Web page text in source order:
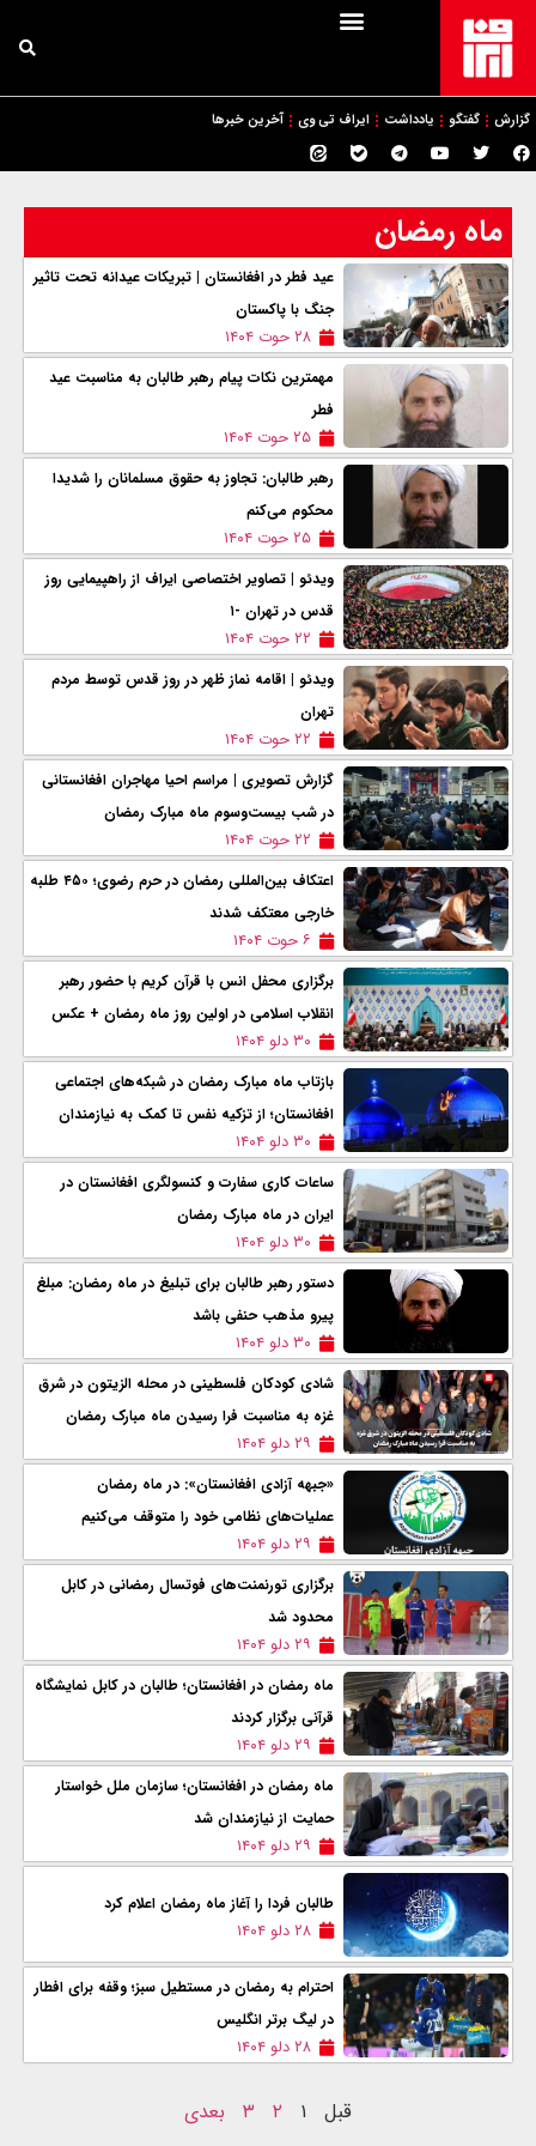
گزارش گفتگو یادداشت ایراف تی وی آخرین خبرها
ماه رمضان
عید فطر در افغانستان | تبریکات عیدانه تحت تاثیر
جنگ با پاکستان
۲۸ حوت ۱۴۰۴
مهمترین نکات پیام رهبر طالبان به مناسبت عید
فطر
۲۵ حوت ۱۴۰۴
رهبر طالبان: تجاوز به حقوق مسلمانان را شدیدا
محکوم می‌کنم
۲۵ حوت ۱۴۰۴
ویدئو | تصاویر اختصاصی ایراف از راهپیمایی روز
قدس در تهران -۱
۲۲ حوت ۱۴۰۴
ویدئو | اقامه نماز ظهر در روز قدس توسط مردم
تهران
۲۲ حوت ۱۴۰۴
گزارش تصویری | مراسم احیا مهاجران افغانستانی
در شب بیست‌وسوم ماه مبارک رمضان
۲۲ حوت ۱۴۰۴
اعتکاف بین‌المللی رمضان در حرم رضوی؛ ۴۵۰ طلبه
خارجی معتکف شدند
۶ حوت ۱۴۰۴
برگزاری محفل انس با قرآن کریم با حضور رهبر
انقلاب اسلامی در اولین روز ماه رمضان + عکس
۳۰ دلو ۱۴۰۴
بازتاب ماه مبارک رمضان در شبکه‌های اجتماعی
افغانستان؛ از تزکیه نفس تا کمک به نیازمندان
۳۰ دلو ۱۴۰۴
ساعات کاری سفارت و کنسولگری افغانستان در
ایران در ماه مبارک رمضان
۳۰ دلو ۱۴۰۴
دستور رهبر طالبان برای تبلیغ در ماه رمضان: مبلغ
پیرو مذهب حنفی باشد
۳۰ دلو ۱۴۰۴
شادی کودکان فلسطینی در محله الزیتون در شرق
غزه به مناسبت فرا رسیدن ماه مبارک رمضان
۲۹ دلو ۱۴۰۴
«جبهه آزادی افغانستان»: در ماه رمضان
عملیات‌های نظامی خود را متوقف می‌کنیم
۲۹ دلو ۱۴۰۴
برگزاری تورنمنت‌های فوتسال رمضانی در کابل
محدود شد
۲۹ دلو ۱۴۰۴
ماه رمضان در افغانستان؛ طالبان در کابل نمایشگاه
قرآنی برگزار کردند
۲۹ دلو ۱۴۰۴
ماه رمضان در افغانستان؛ سازمان ملل خواستار
حمایت از نیازمندان شد
۲۹ دلو ۱۴۰۴
طالبان فردا را آغاز ماه رمضان اعلام کرد
۲۸ دلو ۱۴۰۴
احترام به رمضان در مستطیل سبز؛ وقفه برای افطار
در لیگ برتر انگلیس
۲۸ دلو ۱۴۰۴
قبل ۱ ۲ ۳ بعدی